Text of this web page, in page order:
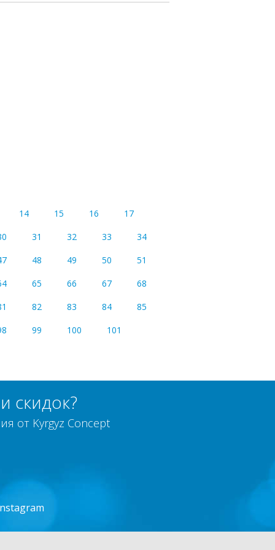
14 15 16
17
31 32 33
34
48 49 50
51
65 66 67
68
82 83 84
85
99 100 101
скидок?
от Kyrgyz Concept